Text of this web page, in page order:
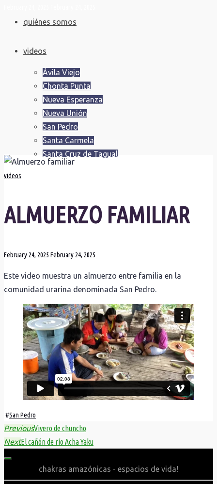
quiénes somos
videos
Ávila Viejo
Chonta Punta
Nueva Esperanza
Nueva Unión
San Pedro
Santa Carmela
Santa Cruz de Tagual
videos
ALMUERZO FAMILIAR
February 24, 2025 February 24, 2025
Este video muestra un almuerzo entre familia en la
comunidad urarina denominada San Pedro.
#San Pedro
PreviousVivero de chuncho
NextEl cañón de río Acha Yaku
chakras amazónicas - espacios de vida!